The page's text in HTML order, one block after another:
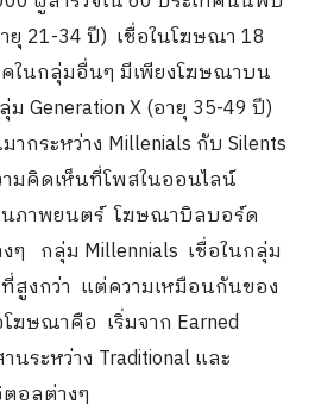
ยุ 21-34 ปี) เชื่อในโฆษณา 18
ในกลุ่มอื่นๆ มีเพียงโฆษณาบน
Generation X (อายุ 35-49 ปี)
กระหว่าง Millenials กับ Silents
มคิดเห็นที่โพสในออนไลน์
ภาพยนตร์ โฆษณาบิลบอร์ด
กลุ่ม Millennials เชื่อในกลุ่ม
สูงกว่า แต่ความเหมือนกันของ
ฆษณาคือ เริ่มจาก Earned
ระหว่าง Traditional และ
อลต่างๆ